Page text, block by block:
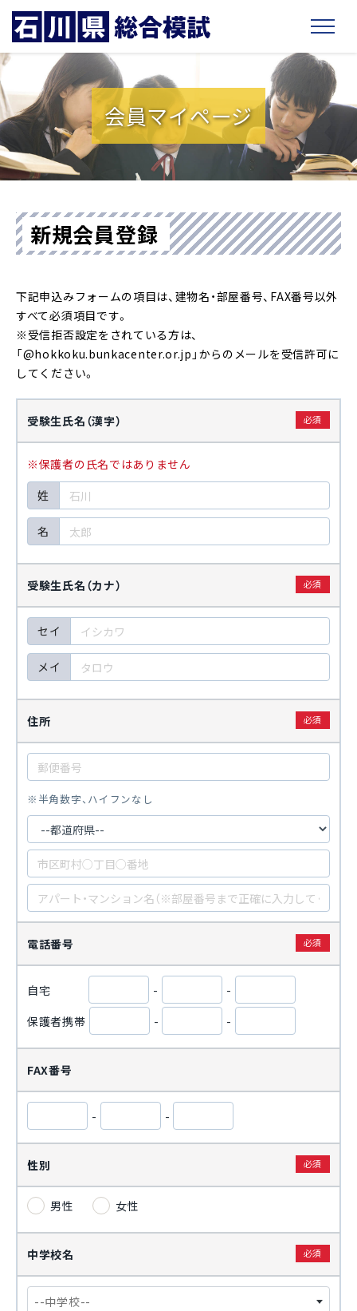
会員マイページ
新規会員登録
下記申込みフォームの項目は、建物名・部屋番号、FAX番号以外
すべて必須項目です。
※受信拒否設定をされている方は、
「@hokkoku.bunkacenter.or.jp」からのメールを受信許可に
してください。
受験生氏名（漢字）
※保護者の氏名ではありません
姓
名
受験生氏名（カナ）
セイ
メイ
住所
※半角数字、ハイフンなし
電話番号
自宅 -
-
保護者携帯
- -
FAX番号
- -
性別
男性 女性
中学校名
--中学校--